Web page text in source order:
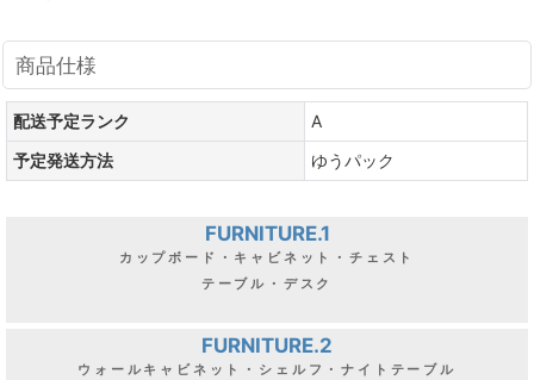
商品仕様
配送予定ランク
A
予定発送方法
ゆうパック
FURNITURE.1
カップボード・キャビネット・チェスト
テーブル・デスク
FURNITURE.2
ウォールキャビネット・シェルフ・ナイトテーブル